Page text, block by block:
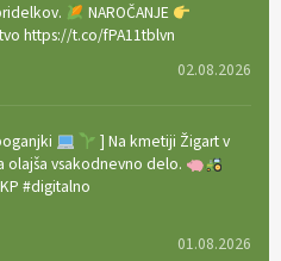
NAROČANJE
https://t.co/fPA11tblvn
02.08.2026
] Na kmetiji Žigart v
olajša vsakodnevno delo.
#digitalno
01.08.2026